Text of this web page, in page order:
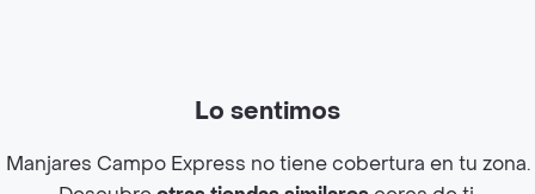
Lo sentimos
Manjares Campo Express no tiene cobertura en tu zona.